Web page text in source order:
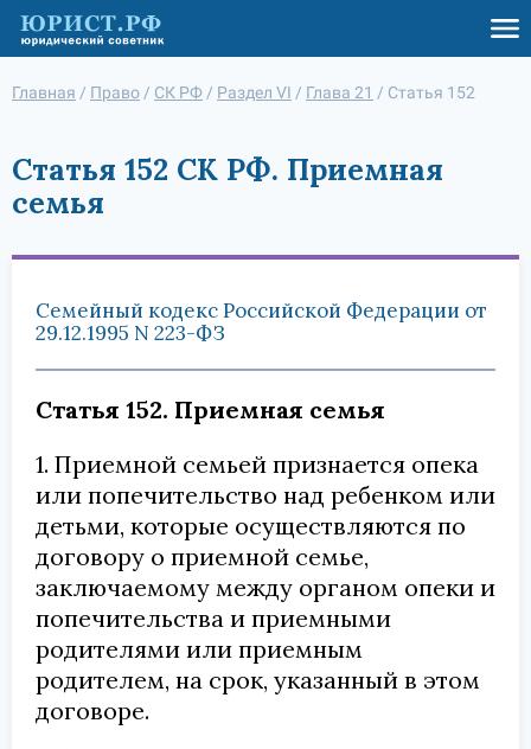
Главная / Право / СК РФ / Раздел VI / Глава 21 / Статья 152
Статья 152 СК РФ. Приемная
семья
Семейный кодекс Российской Федерации от
29.12.1995 N 223-ФЗ
Статья 152. Приемная семья
1. Приемной семьей признается опека
или попечительство над ребенком или
детьми, которые осуществляются по
договору о приемной семье,
заключаемому между органом опеки и
попечительства и приемными
родителями или приемным
родителем, на срок, указанный в этом
договоре.